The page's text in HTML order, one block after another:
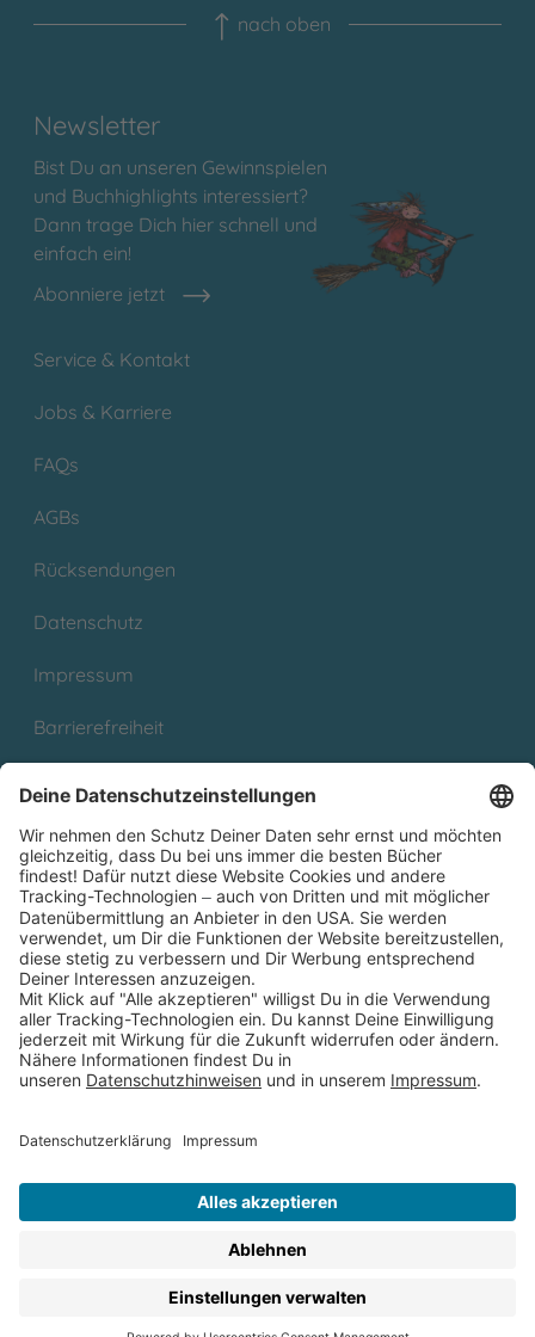
nach oben
Newsletter
Bist Du an unseren Gewinnspielen
und Buchhighlights interessiert?
Dann trage Dich hier schnell und
einfach ein!
Abonniere jetzt
Service & Kontakt
Jobs & Karriere
FAQs
AGBs
Rücksendungen
Datenschutz
Impressum
Barrierefreiheit
Partnerprogramm (Affiliate)
Folge uns auf
* Versandkostenfrei ab 9,00 € Bestellwert innerhalb
Deutschlands
** Lieferzeit 1-3 Werktage innerhalb Deutschlands
Thienemann-Esslinger Verlag GmbH, Blumenstraße 36, D-70182